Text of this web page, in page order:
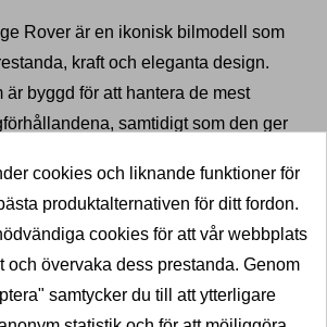
Rover är en ikonisk bilmodell som
kraft och eleganta design.
är byggd för att hantera de mest
samtidigt som den ger
på marknaden genom att vara en
bil för familjer, äventyrslystna och
uppskattar komfort och säkerhet.
av en Land Rover Range Rover,
cookies och liknande funktioner för
produktalternativen för ditt fordon.
cookies för att vår webbplats
och övervaka dess prestanda. Genom
samtycker du till att ytterligare